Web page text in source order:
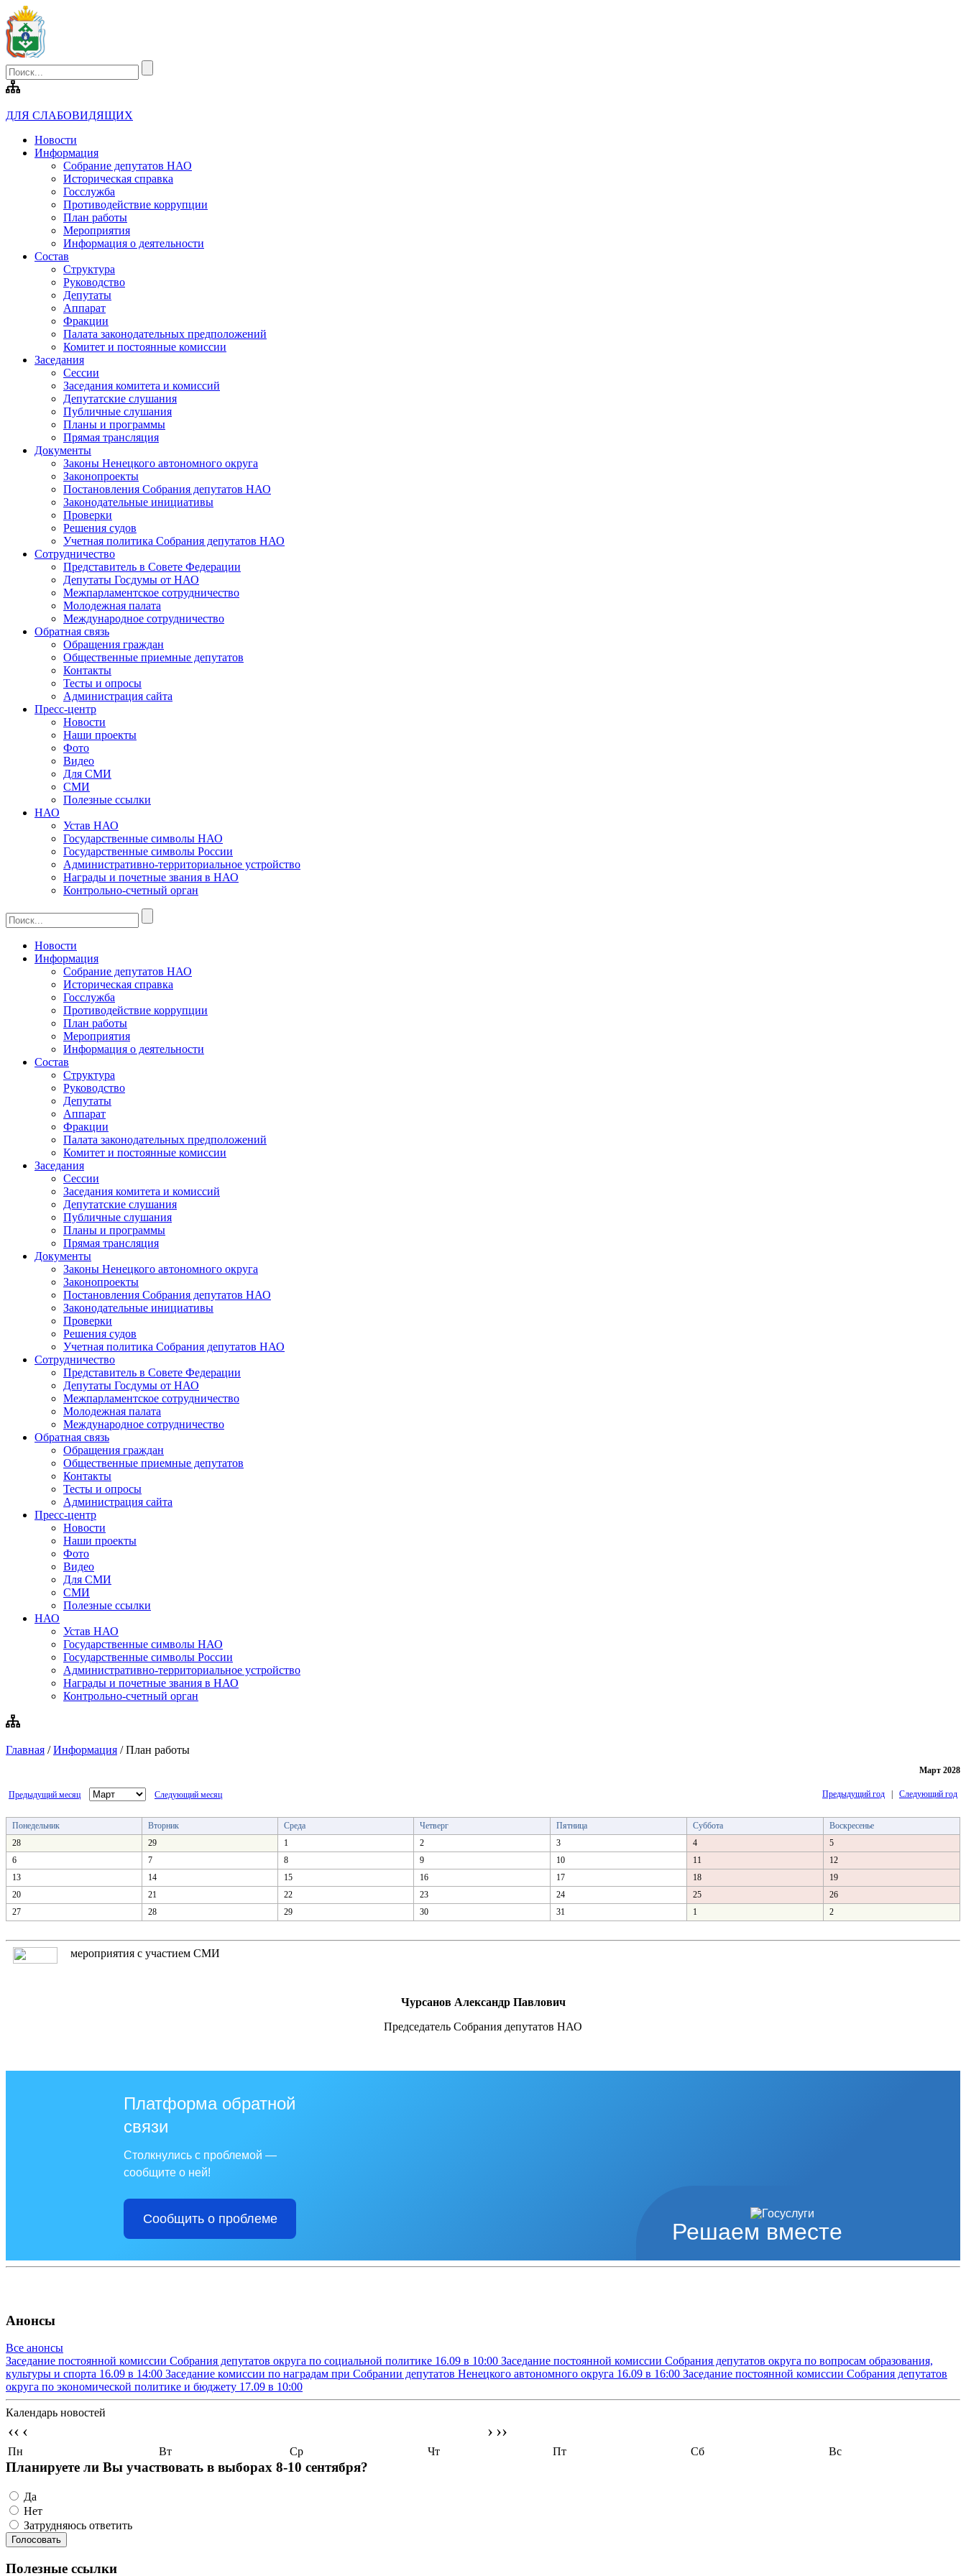
ДЛЯ СЛАБОВИДЯЩИХ
Новости
Информация
Собрание депутатов НАО
Историческая справка
Госслужба
Противодействие коррупции
План работы
Мероприятия
Информация о деятельности
Состав
Структура
Руководство
Депутаты
Аппарат
Фракции
Палата законодательных предположений
Комитет и постоянные комиссии
Заседания
Сессии
Заседания комитета и комиссий
Депутатские слушания
Публичные слушания
Планы и программы
Прямая трансляция
Документы
Законы Ненецкого автономного округа
Законопроекты
Постановления Собрания депутатов НАО
Законодательные инициативы
Проверки
Решения судов
Учетная политика Собрания депутатов НАО
Сотрудничество
Представитель в Совете Федерации
Депутаты Госдумы от НАО
Межпарламентское сотрудничество
Молодежная палата
Международное сотрудничество
Обратная cвязь
Обращения граждан
Общественные приемные депутатов
Контакты
Тесты и опросы
Администрация сайта
Пресс-центр
Новости
Наши проекты
Фото
Видео
Для СМИ
СМИ
Полезные ссылки
НАО
Устав НАО
Государственные символы НАО
Государственные символы России
Административно-территориальное устройство
Награды и почетные звания в НАО
Контрольно-счетный орган
Новости
Информация
Собрание депутатов НАО
Историческая справка
Госслужба
Противодействие коррупции
План работы
Мероприятия
Информация о деятельности
Состав
Структура
Руководство
Депутаты
Аппарат
Фракции
Палата законодательных предположений
Комитет и постоянные комиссии
Заседания
Сессии
Заседания комитета и комиссий
Депутатские слушания
Публичные слушания
Планы и программы
Прямая трансляция
Документы
Законы Ненецкого автономного округа
Законопроекты
Постановления Собрания депутатов НАО
Законодательные инициативы
Проверки
Решения судов
Учетная политика Собрания депутатов НАО
Сотрудничество
Представитель в Совете Федерации
Депутаты Госдумы от НАО
Межпарламентское сотрудничество
Молодежная палата
Международное сотрудничество
Обратная cвязь
Обращения граждан
Общественные приемные депутатов
Контакты
Тесты и опросы
Администрация сайта
Пресс-центр
Новости
Наши проекты
Фото
Видео
Для СМИ
СМИ
Полезные ссылки
НАО
Устав НАО
Государственные символы НАО
Государственные символы России
Административно-территориальное устройство
Награды и почетные звания в НАО
Контрольно-счетный орган
Главная /Информация /План работы
Март 2028
Предыдущий месяц Следующий месяц Предыдущий год Следующий год
Понедельник Вторник Среда Четверг Пятница Суббота
Воскресенье
28
29 1 2 3 4
5
6
7 8 9 10 11
12
13
14 15 16 17 18
19
20
21 22 23 24 25
26
27
28 29 30 31 1 2
мероприятия с участием СМИ
Чурсанов Александр Павлович
Председатель Собрания депутатов НАО
Решаем вместе
Платформа обратной
связи
Столкнулись с проблемой —
сообщите о ней!
Сообщить о проблеме
Анонсы
Все анонсы
Заседание постоянной комиссии Собрания депутатов округа по социальной политике 16.09 в 10:00 Заседание постоянной комиссии Собрания депутатов округа по вопросам образования,
культуры и спорта 16.09 в 14:00 Заседание комиссии по наградам при Собрании депутатов Ненецкого автономного округа 16.09 в 16:00 Заседание постоянной комиссии Собрания депутатов
округа по экономической политике и бюджету 17.09 в 10:00
Календарь новостей
‹‹ ‹ › ››
Пн Вт Ср Чт Пт Сб Вс
Планируете ли Вы участвовать в выборах 8-10 сентября?
Да
Нет
Затрудняюсь ответить
Полезные ссылки